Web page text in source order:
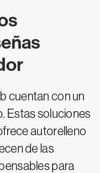
cuentan con un
Estas soluciones
autorelleno
de las
para